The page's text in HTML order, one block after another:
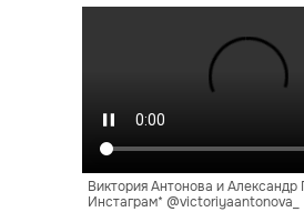
Виктория Антонова и Александр
Инстаграм* @victoriyaantonova_